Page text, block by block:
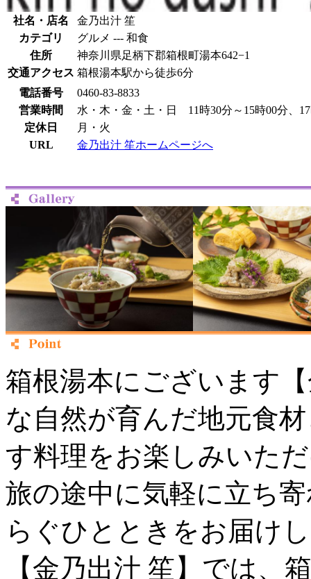
社名・店名
金乃出汁 笙
カテゴリ
グルメ --- 和食
住所
神奈川県足柄下郡箱根町湯本642−1
交通アクセス 箱根湯本駅から徒歩6分
電話番号
0460-83-8833
営業時間
水・木・金・土・日 11時30分～15時00分、
定休日
月・火
URL
金乃出汁 笙ホームページへ
箱根湯本にございます
な自然が育んだ地元食
す料理をお楽しみいた
旅の途中に気軽に立ち
らぐひとときをお届け
【金乃出汁 笙】では、